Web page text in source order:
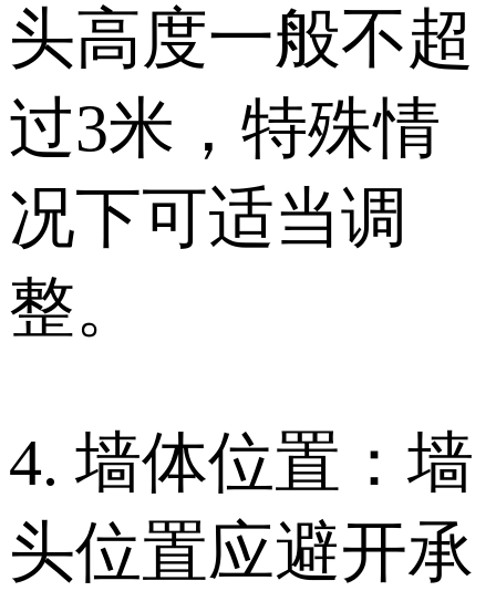
头高度一般不超
过3米，特殊情
况下可适当调
整。
4. 墙体位置：墙
头位置应避开承